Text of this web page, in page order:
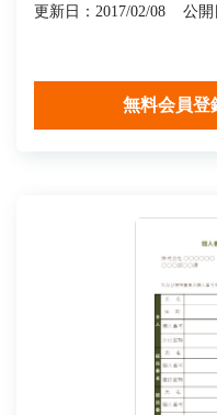
更新日：2017/02/08
公開
無料会員登